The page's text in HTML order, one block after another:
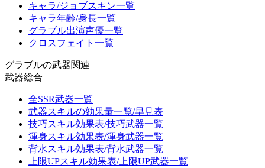
キャラ/ジョブスキン一覧
キャラ年齢/身長一覧
グラブル出演声優一覧
クロスフェイト一覧
グラブルの武器関連
武器総合
全SSR武器一覧
武器スキルの効果量一覧/早見表
技巧スキル効果表/技巧武器一覧
渾身スキル効果表/渾身武器一覧
背水スキル効果表/背水武器一覧
上限UPスキル効果表/上限UP武器一覧